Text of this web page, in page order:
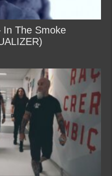
In The Smoke